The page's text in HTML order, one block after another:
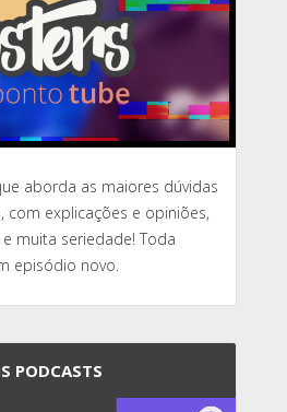
aborda as maiores dúvidas
com explicações e opiniões,
muita seriedade! Toda
episódio novo.
PODCASTS